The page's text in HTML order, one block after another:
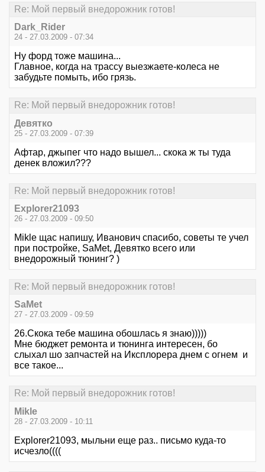
Re: Мой первый внедорожник готов!
Dark_Rider
24 - 27.03.2009 - 07:34
Ну форд тоже машина...
Главное, когда на трассу выезжаете-колеса не
забудьте помыть, ибо грязь.
Re: Мой первый внедорожник готов!
Девятко
25 - 27.03.2009 - 07:39
Афтар, джыпег что надо вышел... скока ж ты туда
денек вложил???
Re: Мой первый внедорожник готов!
Explorer21093
26 - 27.03.2009 - 09:50
Mikle щас напишу, Иванович спасибо, советы те учел
при постройке, SaMet, Девятко всего или
внедорожный тюнинг? )
Re: Мой первый внедорожник готов!
SaMet
27 - 27.03.2009 - 09:59
26.Скока тебе машина обошлась я знаю)))))
Мне бюджет ремонта и тюнинга интересен, бо
слыхал шо запчастей на Иксплорера днем с огнем и
все такое...
Re: Мой первый внедорожник готов!
Mikle
28 - 27.03.2009 - 10:11
Explorer21093, мыльни еще раз.. письмо куда-то
исчезло((((